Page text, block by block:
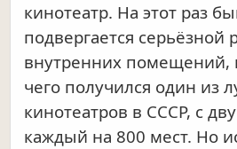
кинотеатр. На этот раз
подвергается серьёзной
внутренних помещений,
чего получился один из
кинотеатров в СССР, с
каждый на 800 мест. Но